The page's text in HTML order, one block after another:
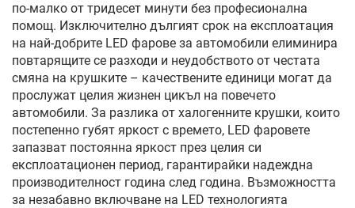
по-малко от тридесет минути без професионална
помощ. Изключително дългият срок на експлоатация
на най-добрите LED фарове за автомобили елиминира
повтарящите се разходи и неудобството от честата
смяна на крушките – качествените единици могат да
прослужат целия жизнен цикъл на повечето
автомобили. За разлика от халогенните крушки, които
постепенно губят яркост с времето, LED фаровете
запазват постоянна яркост през целия си
експлоатационен период, гарантирайки надеждна
производителност година след година. Възможността
за незабавно включване на LED технологията